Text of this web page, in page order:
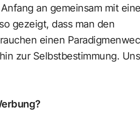
an gemeinsam mit
gezeigt, dass man den
einen
zur Selbstbestimmung.